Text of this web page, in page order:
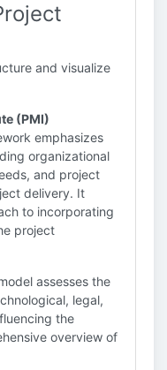
and visualize
(PMI)
emphasizes
organizational
and project
delivery. It
to incorporating
project
assesses the
legal,
the
overview of